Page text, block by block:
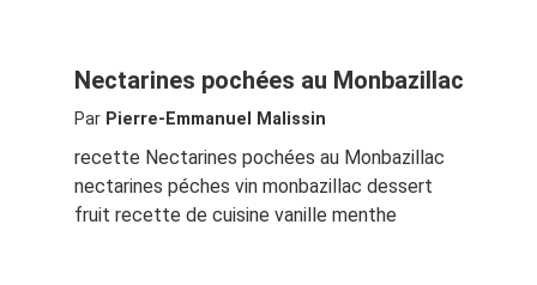
Nectarines pochées au Monbazillac
Par Pierre-Emmanuel Malissin
recette Nectarines pochées au Monbazillac
nectarines péches vin monbazillac dessert
fruit recette de cuisine vanille menthe